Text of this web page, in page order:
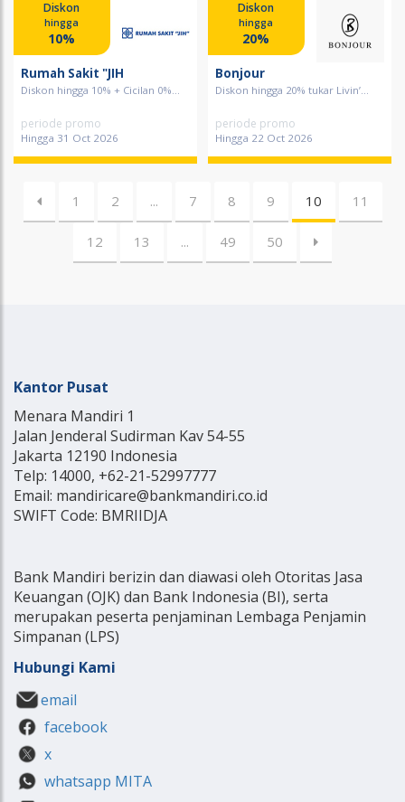
Diskon
hingga
10%
Rumah Sakit "JIH
Diskon hingga 10% + Cicilan 0%...
periode promo
Hingga 31 Oct 2026
Diskon
hingga
20%
Bonjour
Diskon hingga 20% tukar Livin’...
periode promo
Hingga 22 Oct 2026
1 2 ... 7 8 9 10 11
12 13 ... 49 50
Kantor Pusat
Menara Mandiri 1
Jalan Jenderal Sudirman Kav 54-55
Jakarta 12190 Indonesia
Telp: 14000, +62-21-52997777
Email: mandiricare@bankmandiri.co.id
SWIFT Code: BMRIIDJA
Bank Mandiri berizin dan diawasi oleh Otoritas Jasa
Keuangan (OJK) dan Bank Indonesia (BI), serta
merupakan peserta penjaminan Lembaga Penjamin
Simpanan (LPS)
Hubungi Kami
email
facebook
x
whatsapp MITA